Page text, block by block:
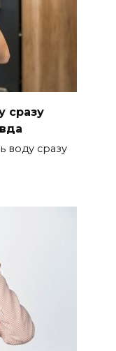
сразу
воду сразу